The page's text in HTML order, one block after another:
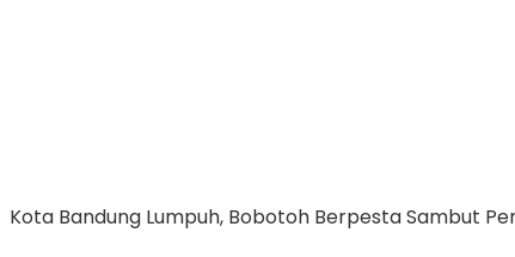
Kota Bandung Lumpuh, Bobotoh Berpesta Sambut